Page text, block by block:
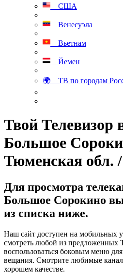
США
Венесуэла
Вьетнам
Йемен
🌍 ТВ по городам
Твой Телевизор
Большое
Тюменская обл.
Для просмотра
Большое Сорокино
из списка ниже.
Наш сайт доступен на мобильных
смотреть любой из предложенных
воспользоваться боковым меню
вещания. Смотрите любимые
хорошем качестве.